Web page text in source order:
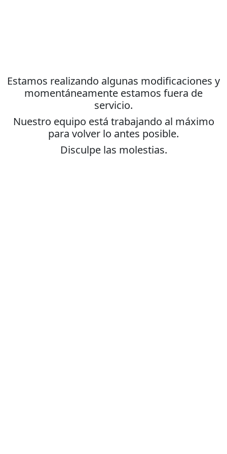
Estamos realizando algunas modificaciones y
momentáneamente estamos fuera de
servicio.
Nuestro equipo está trabajando al máximo
para volver lo antes posible.
Disculpe las molestias.